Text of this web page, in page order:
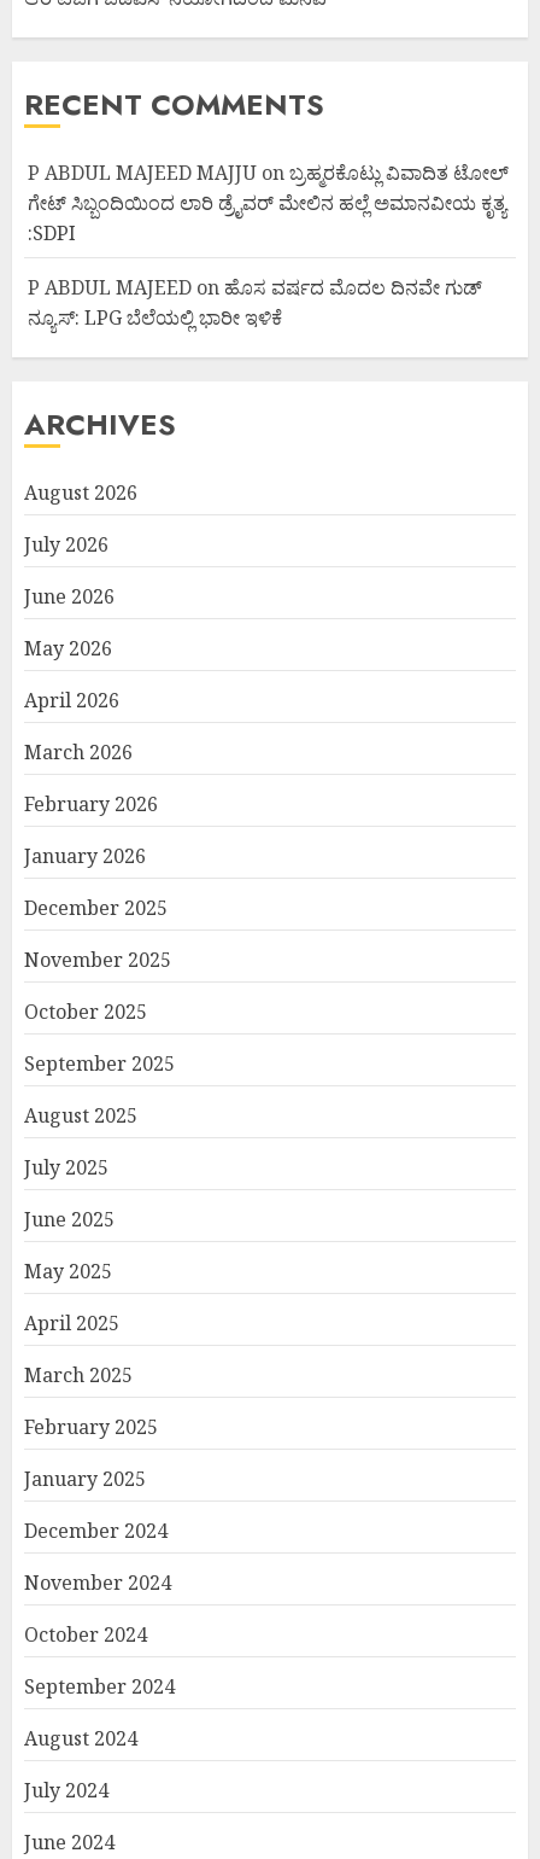
RECENT COMMENTS
P ABDUL MAJEED MAJJU onಬ್ರಹ್ಮರಕೊಟ್ಲು ವಿವಾದಿತ ಟೋಲ್
ಗೇಟ್ ಸಿಬ್ಬಂದಿಯಿಂದ ಲಾರಿ ಡ್ರೈವರ್ ಮೇಲಿನ ಹಲ್ಲೆ ಅಮಾನವೀಯ ಕೃತ್ಯ
:SDPI
P ABDUL MAJEED on ಹೊಸ ವರ್ಷದ ಮೊದಲ ದಿನವೇ ಗುಡ್
ನ್ಯೂಸ್: LPG ಬೆಲೆಯಲ್ಲಿ ಭಾರೀ ಇಳಿಕೆ
ARCHIVES
August 2026
July 2026
June 2026
May 2026
April 2026
March 2026
February 2026
January 2026
December 2025
November 2025
October 2025
September 2025
August 2025
July 2025
June 2025
May 2025
April 2025
March 2025
February 2025
January 2025
December 2024
November 2024
October 2024
September 2024
August 2024
July 2024
June 2024